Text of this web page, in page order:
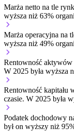
Marża netto na tle
wyższa niż 63%
Marża operacyjna na
wyższa niż 49%
Rentowność
W 2025 była wyższa
Rentowność kapitału
czasie. W 2025 była
Podatek dochodowy
był on wyższy niż